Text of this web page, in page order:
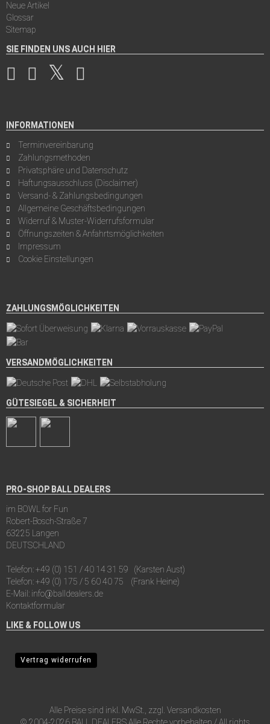
Neue Artikel
Glossar
Sitemap
SIE FINDEN UNS AUCH HIER
INFORMATIONEN
Terminvereinbarung
Zahlungsmethoden
Privatsphäre und Datenschutz
Haftungsausschluss (Disclaimer)
Versand- & Zahlungsbedingungen
Allgemeine Geschäftsbedingungen
Widerruf & Muster-Widerrufsformular
Öffnungszeiten & Anfahrtsmöglichkeiten
Impressum
Cookie Einstellungen
ZAHLUNGSMÖGLICHKEITEN
VERSANDMÖGLICHKEITEN
GÜTESIEGEL & SICHERHEIT
PRO-SHOP BALL DEALERS
im BOWL for Fun
Robert-Bosch-Straße 7
63225 Langen
DEUTSCHLAND
Telefon:+49 (0) 151 / 40 14 31 59
(Karsten Aust)
Telefon:+49 (0) 175 / 5 60 40 75
(Frank Heine)
E-Mail: info@balldealers.de
Kontaktformular
LIKE & FOLLOW US
Vertrag widerrufen
Alle Preise sind inkl. MwSt., zzgl. Versandkosten